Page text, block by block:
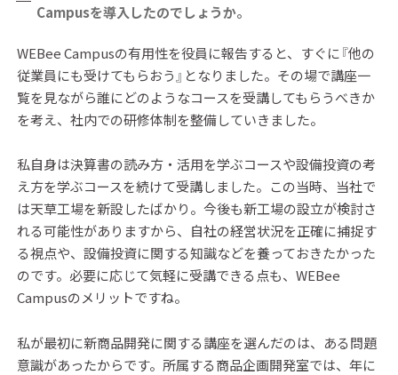
Campusを導入したのでしょうか。
WEBee Campusの有用性を役員に報告すると、すぐに『他の
従業員にも受けてもらおう』となりました。その場で講座一
覧を見ながら誰にどのようなコースを受講してもらうべきか
を考え、社内での研修体制を整備していきました。
私自身は決算書の読み方・活用を学ぶコースや設備投資の考
え方を学ぶコースを続けて受講しました。この当時、当社で
は天草工場を新設したばかり。今後も新工場の設立が検討さ
れる可能性がありますから、自社の経営状況を正確に捕捉す
る視点や、設備投資に関する知識などを養っておきたかった
のです。必要に応じて気軽に受講できる点も、WEBee
Campusのメリットですね。
私が最初に新商品開発に関する講座を選んだのは、ある問題
意識があったからです。所属する商品企画開発室では、年に